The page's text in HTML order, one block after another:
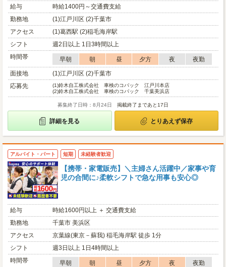
給与
時給1400円～交通費支給
勤務地
(1)江戸川区 (2)千葉市
アクセス
(1)葛西駅 (2)稲毛海岸駅
シフト
週2日以上 1日3時間以上
時間帯
早朝 朝 昼 夕方 夜
夜勤
面接地
(1)江戸川区 (2)千葉市
応募先
(1)鈴木自工株式会社 車検のコバック 江戸川本店
(2)鈴木自工株式会社 車検のコバック 千葉美浜店
募集終了日時：8月24日 掲載終了まであと17日
詳細を見る とりあえず保存
アルバイト・パート 短期 未経験者歓迎
【携帯・家電販売】＼主婦さん活躍中／家事や育
児の合間に♪柔軟シフトで急な用事も安心◎
給与
時給1600円以上 ＋ 交通費支給
勤務地
千葉市 美浜区
アクセス
京葉線(東京－蘇我) 稲毛海岸駅 徒歩 1分
シフト
週3日以上 1日4時間以上
時間帯
早朝 朝 昼 夕方 夜
夜勤